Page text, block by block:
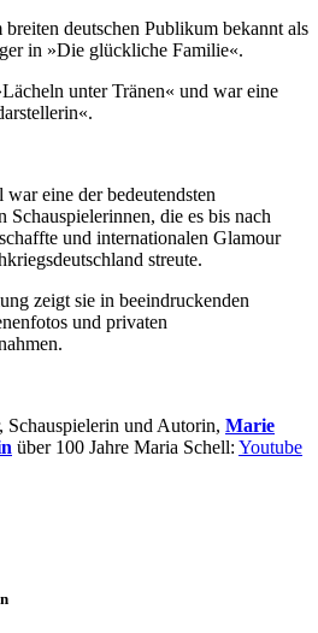
breiten deutschen Publikum bekannt als
in »Die glückliche Familie«.
unter Tränen« und war eine
eine der bedeutendsten
Schauspielerinnen, die es bis nach
und internationalen Glamour
streute.
zeigt sie in beeindruckenden
und privaten
Schauspielerin und Autorin, Marie
über 100 Jahre Maria Schell: Youtube